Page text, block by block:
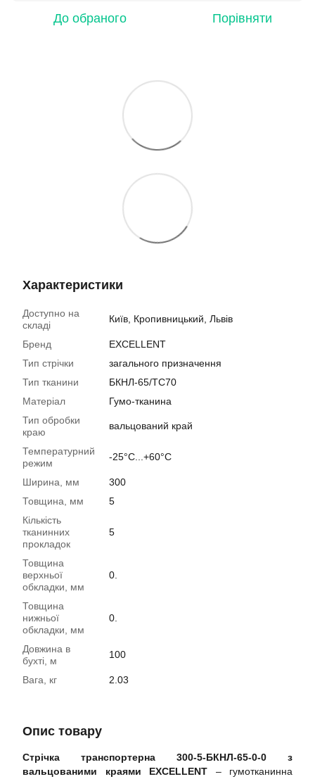
До обраного Порівняти
Характеристики
Доступно на
складі
Київ, Кропивницький, Львів
Бренд
EXCELLENT
Тип стрічки
загального призначення
Тип тканини
БКНЛ-65/TC70
Матеріал
Гумо-тканина
Тип обробки
краю
вальцований край
Температурний
режим
-25°C...+60°C
Ширина, мм
300
Товщина, мм
5
Кількість
тканинних
прокладок
5
Товщина
верхньої
обкладки, мм
0.
Товщина
нижньої
обкладки, мм
0.
Довжина в
бухті, м
100
Вага, кг 2.03
Опис товару
Стрічка транспортерна 300-5-БКНЛ-65-0-0 з
вальцованими краями EXCELLENT – гумотканинна